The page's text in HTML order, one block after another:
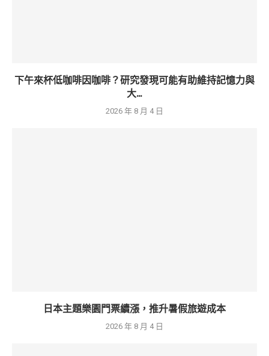
下午來杯低咖啡因咖啡？研究發現可能有助維持記憶力與
大...
2026 年 8 月 4 日
日本主題樂園門票續漲，推升暑假旅遊成本
2026 年 8 月 4 日